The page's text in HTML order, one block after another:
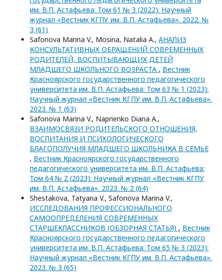
им. В.П. Астафьева: Том 61 № 3 (2022): Научный
журнал «Вестник КГПУ им. В.П. Астафьева». 2022. №
3 (61)
Safonova Marina V., Mosina, Natalia A., АНАЛИЗ
КОНСУЛЬТАТИВНЫХ ОБРАЩЕНИЙ СОВРЕМЕННЫХ
РОДИТЕЛЕЙ, ВОСПИТЫВАЮЩИХ ДЕТЕЙ
МЛАДШЕГО ШКОЛЬНОГО ВОЗРАСТА , Вестник
Красноярского государственного педагогического
университета им. В.П. Астафьева: Том 63 № 1 (2023):
Научный журнал «Вестник КГПУ им. В.П. Астафьева».
2023. № 1 (63)
Safonova Marina V., Naprienko Diana A.,
ВЗАИМОСВЯЗИ РОДИТЕЛЬСКОГО ОТНОШЕНИЯ,
ВОСПИТАНИЯ И ПСИХОЛОГИЧЕСКОГО
БЛАГОПОЛУЧИЯ МЛАДШЕГО ШКОЛЬНИКА В СЕМЬЕ
, Вестник Красноярского государственного
педагогического университета им. В.П. Астафьева:
Том 64 № 2 (2023): Научный журнал «Вестник КГПУ
им. В.П. Астафьева». 2023. № 2 (64)
Shestakova, Tatyana V., Safonova Marina V.,
ИССЛЕДОВАНИЯ ПРОФЕССИОНАЛЬНОГО
САМООПРЕДЕЛЕНИЯ СОВРЕМЕННЫХ
СТАРШЕКЛАССНИКОВ (ОБЗОРНАЯ СТАТЬЯ) , Вестник
Красноярского государственного педагогического
университета им. В.П. Астафьева: Том 65 № 3 (2023):
Научный журнал «Вестник КГПУ им. В.П. Астафьева».
2023. № 3 (65)